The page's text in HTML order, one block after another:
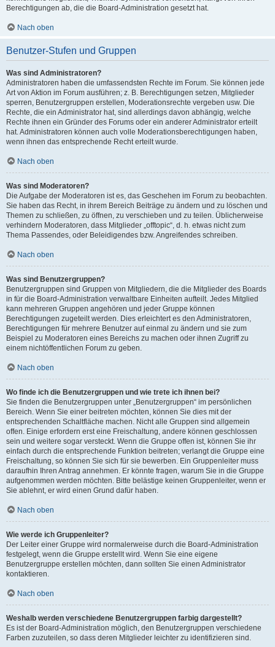
Berechtigungen ab, die die Board-Administration gesetzt hat.
Nach oben
Benutzer-Stufen und Gruppen
Was sind Administratoren?
Administratoren haben die umfassendsten Rechte im Forum. Sie können jede
Art von Aktion im Forum ausführen; z. B. Berechtigungen setzen, Mitglieder
sperren, Benutzergruppen erstellen, Moderationsrechte vergeben usw. Die
Rechte, die ein Administrator hat, sind allerdings davon abhängig, welche
Rechte ihnen ein Gründer des Forums oder ein anderer Administrator erteilt
hat. Administratoren können auch volle Moderationsberechtigungen haben,
wenn ihnen das entsprechende Recht erteilt wurde.
Nach oben
Was sind Moderatoren?
Die Aufgabe der Moderatoren ist es, das Geschehen im Forum zu beobachten.
Sie haben das Recht, in ihrem Bereich Beiträge zu ändern und zu löschen und
Themen zu schließen, zu öffnen, zu verschieben und zu teilen. Üblicherweise
verhindern Moderatoren, dass Mitglieder „offtopic“, d. h. etwas nicht zum
Thema Passendes, oder Beleidigendes bzw. Angreifendes schreiben.
Nach oben
Was sind Benutzergruppen?
Benutzergruppen sind Gruppen von Mitgliedern, die die Mitglieder des Boards
in für die Board-Administration verwaltbare Einheiten aufteilt. Jedes Mitglied
kann mehreren Gruppen angehören und jeder Gruppe können
Berechtigungen zugeteilt werden. Dies erleichtert es den Administratoren,
Berechtigungen für mehrere Benutzer auf einmal zu ändern und sie zum
Beispiel zu Moderatoren eines Bereichs zu machen oder ihnen Zugriff zu
einem nichtöffentlichen Forum zu geben.
Nach oben
Wo finde ich die Benutzergruppen und wie trete ich ihnen bei?
Sie finden die Benutzergruppen unter „Benutzergruppen“ im persönlichen
Bereich. Wenn Sie einer beitreten möchten, können Sie dies mit der
entsprechenden Schaltfläche machen. Nicht alle Gruppen sind allgemein
offen. Einige erfordern erst eine Freischaltung, andere können geschlossen
sein und weitere sogar versteckt. Wenn die Gruppe offen ist, können Sie ihr
einfach durch die entsprechende Funktion beitreten; verlangt die Gruppe eine
Freischaltung, so können Sie sich für sie bewerben. Ein Gruppenleiter muss
daraufhin Ihren Antrag annehmen. Er könnte fragen, warum Sie in die Gruppe
aufgenommen werden möchten. Bitte belästige keinen Gruppenleiter, wenn er
Sie ablehnt, er wird einen Grund dafür haben.
Nach oben
Wie werde ich Gruppenleiter?
Der Leiter einer Gruppe wird normalerweise durch die Board-Administration
festgelegt, wenn die Gruppe erstellt wird. Wenn Sie eine eigene
Benutzergruppe erstellen möchten, dann sollten Sie einen Administrator
kontaktieren.
Nach oben
Weshalb werden verschiedene Benutzergruppen farbig dargestellt?
Es ist der Board-Administration möglich, den Benutzergruppen verschiedene
Farben zuzuteilen, so dass deren Mitglieder leichter zu identifizieren sind.